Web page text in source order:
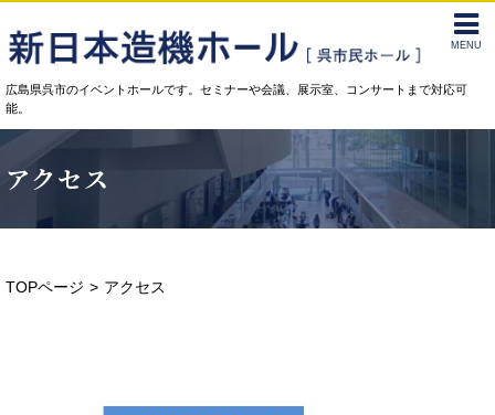
広島県呉市のイベントホールです。セミナーや会議、展示室、コンサートまで対応可
能。
アクセス
TOPページ アクセス
MENU